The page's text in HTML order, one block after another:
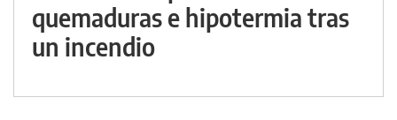
quemaduras e hipotermia tras
un incendio